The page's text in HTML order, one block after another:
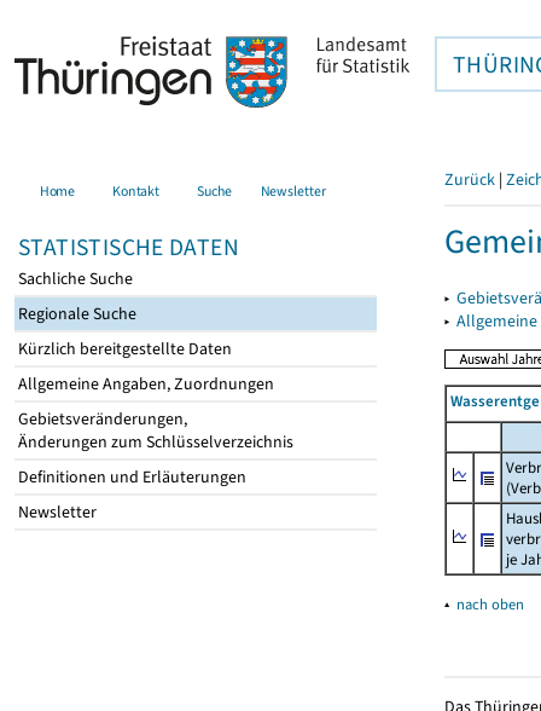
Home Kontakt Suche Newsletter
STATISTISCHE DATEN
Sachliche Suche
Regionale Suche
Kürzlich bereitgestellte Daten
Allgemeine Angaben, Zuordnungen
Gebietsveränderungen,
Änderungen zum Schlüsselverzeichnis
Definitionen und Erläuterungen
Newsletter
Zurück |
▸
▸
je
▴ nach oben